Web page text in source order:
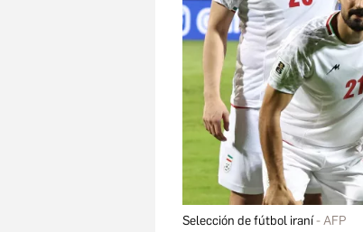
Selección de fútbol iraní AFP